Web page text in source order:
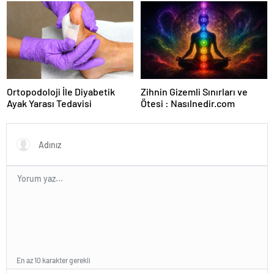
Ortopodoloji İle Diyabetik
Ayak Yarası Tedavisi
Zihnin Gizemli Sınırları ve
Ötesi : Nasılnedir.com
En az 10 karakter gerekli